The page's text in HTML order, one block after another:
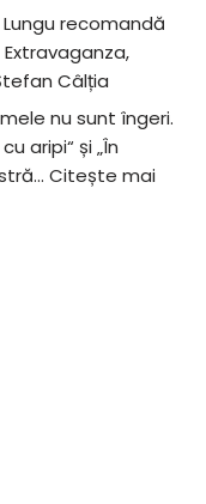
recomandă
Câlția
nu sunt îngeri.
aripi“ și „În
Citește mai